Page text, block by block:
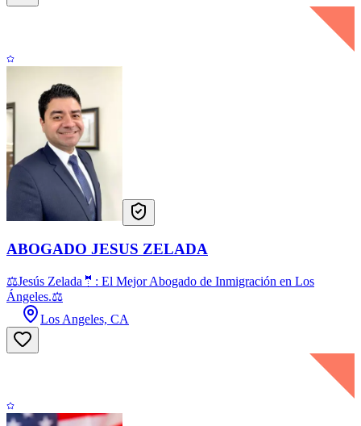
ABOGADO JESUS ZELADA
⚖Jesús Zelada🤵: El Mejor Abogado de Inmigración en Los
Ángeles.⚖
Los Angeles, CA